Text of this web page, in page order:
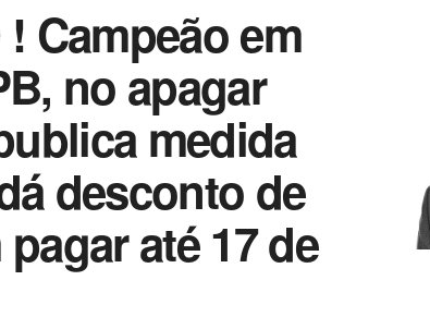
Campeão em
no apagar
medida
desconto de
até 17 de